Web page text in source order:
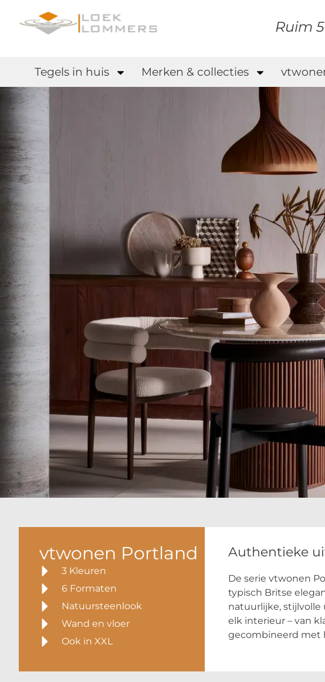
Ruim
Tegels in huis Merken & collecties
Authentieke
De serie vtwonen
typisch Britse
natuurlijke,
elk interieur – van
gecombineerd met
vtwonen Portland
3 Kleuren
6 Formaten
Natuursteenlook
Wand en vloer
Ook in XXL